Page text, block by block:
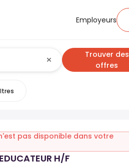
Employeurs
Trouver des
offres
pas disponible dans votre
H/F